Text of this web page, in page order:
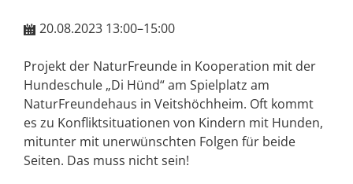
20.08.2023 13:00–15:00
Projekt der NaturFreunde in Kooperation mit der
Hundeschule „Di Hünd“ am Spielplatz am
NaturFreundehaus in Veitshöchheim. Oft kommt
es zu Konfliktsituationen von Kindern mit Hunden,
mitunter mit unerwünschten Folgen für beide
Seiten. Das muss nicht sein!